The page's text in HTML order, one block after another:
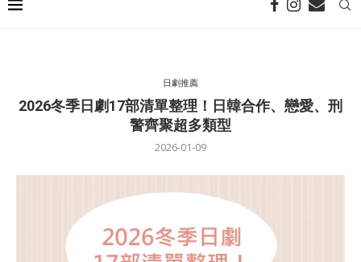
日劇推薦
2026冬季日劇17部清單整理！日韓合作、戀愛、刑
警齊聚超多類型
2026-01-09